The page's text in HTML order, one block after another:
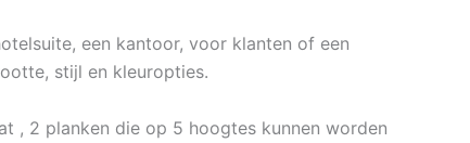
een kantoor, voor klanten of een
stijl en kleuropties.
, 2 planken die op 5 hoogtes kunnen worden